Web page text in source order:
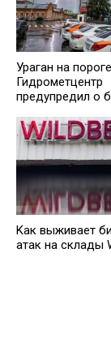
Ураган на
Гидрометцентр
предупредил о
Kак выживает
атак на склады